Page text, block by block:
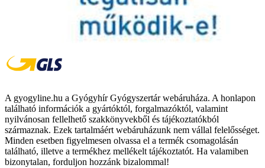
A gyogyline.hu a Gyógyhír Gyógyszertár webáruháza. A honlapon
található információk a gyártóktól, forgalmazóktól, valamint
nyilvánosan fellelhető szakkönyvekből és tájékoztatókból
származnak. Ezek tartalmáért webáruházunk nem vállal felelősséget.
Minden esetben figyelmesen olvassa el a termék csomagolásán
található, illetve a termékhez mellékelt tájékoztatót. Ha valamiben
bizonytalan, forduljon hozzánk bizalommal!